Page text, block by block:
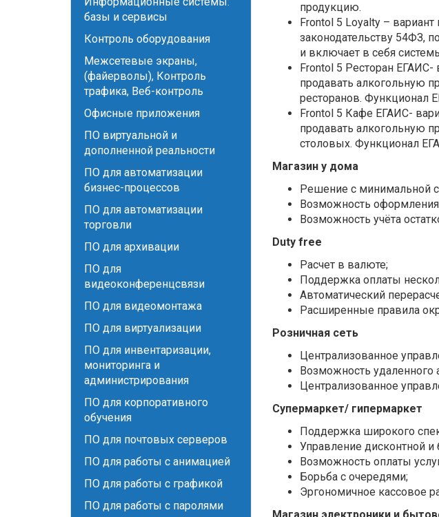
базы и сервисы
Контроль оборудования
Межсетевые экраны,
(файерволы), Контроль
трафика, Веб-контроль
Офисные приложения
ПО виртуальной и
дополненной реальности
ПО для автоматизации
бизнес-процессов
ПО для автоматизации
торговли
ПО для архивации
ПО для
видеоконференцсвязи
ПО для видеомонтажа
ПО для виртуализации
ПО для инвентаризации,
мониторинга и
администрирования
ПО для корпоративного
обучения
ПО для почтовых серверов
ПО для работы с анимацией
ПО для работы с графикой
ПО для работы с паролями
продукцию.
Frontol 5 Loyalty – вариант
законодательству 54ФЗ,
и включает в себя
Frontol 5 Ресторан ЕГАИС-
продавать алкогольную
ресторанов. Функционал
Frontol 5 Кафе ЕГАИС-
продавать алкогольную
столовых. Функционал
Магазин у дома
Решение с минимальной
Возможность оформления
Возможность учёта
Duty free
Расчет в валюте;
Поддержка оплаты
Автоматический
Расширенные правила
Розничная сеть
Централизованное
Возможность удаленного
Централизованное
Супермаркет/ гипермаркет
Поддержка широкого
Управление дисконтной и
Возможность оплаты
Борьба с очередями;
Эргономичное кассовое